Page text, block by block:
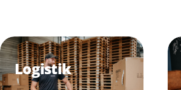
Logistik